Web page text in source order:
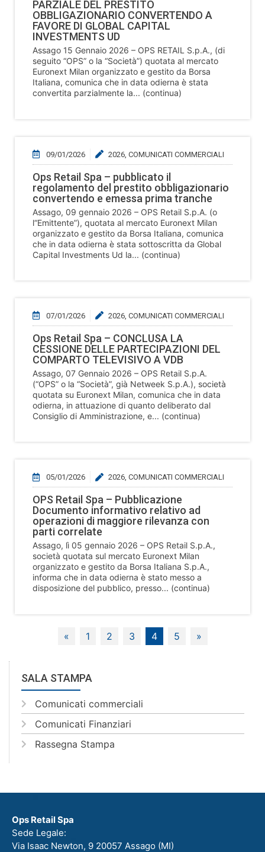
PARZIALE DEL PRESTITO
OBBLIGAZIONARIO CONVERTENDO A
FAVORE DI GLOBAL CAPITAL
INVESTMENTS UD
Assago 15 Gennaio 2026 – OPS RETAIL S.p.A., (di
seguito “OPS” o la “Società”) quotata al mercato
Euronext Milan organizzato e gestito da Borsa
Italiana, comunica che in data odierna è stata
convertita parzialmente la... (continua)
09/01/2026 2026 COMUNICATI COMMERCIALI
Ops Retail Spa – pubblicato il
regolamento del prestito obbligazionario
convertendo e emessa prima tranche
Assago, 09 gennaio 2026 – OPS Retail S.p.A. (o
l“Emittente”), quotata al mercato Euronext Milan
organizzato e gestito da Borsa Italiana, comunica
che in data odierna è stata sottoscritta da Global
Capital Investments Ud la... (continua)
07/01/2026 2026 COMUNICATI COMMERCIALI
Ops Retail Spa – CONCLUSA LA
CESSIONE DELLE PARTECIPAZIONI DEL
COMPARTO TELEVISIVO A VDB
Assago, 07 Gennaio 2026 – OPS Retail S.p.A.
(“OPS” o la “Società”, già Netweek S.p.A.), società
quotata su Euronext Milan, comunica che in data
odierna, in attuazione di quanto deliberato dal
Consiglio di Amministrazione, e... (continua)
05/01/2026 2026, COMUNICATI COMMERCIALI
OPS Retail Spa – Pubblicazione
Documento informativo relativo ad
operazioni di maggiore rilevanza con
parti correlate
Assago, lì 05 gennaio 2026 – OPS Retail S.p.A.,
società quotata sul mercato Euronext Milan
organizzato e gestito da Borsa Italiana S.p.A.,
informa che in data odierna è stato messo a
disposizione del pubblico, presso... (continua)
« 1 2 3 4 5 »
SALA STAMPA
Comunicati commerciali
Comunicati Finanziari
Rassegna Stampa
Ops Retail Spa
Sede Legale:
Via Isaac Newton, 9 20057 Assago (MI)